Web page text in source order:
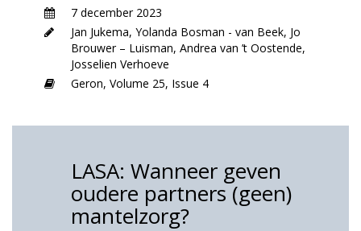
7 december 2023
Jan Jukema, Yolanda Bosman - van Beek, Jo
Brouwer – Luisman, Andrea van ’t Oostende,
Josselien Verhoeve
Geron, Volume 25, Issue 4
LASA: Wanneer geven
oudere partners (geen)
mantelzorg?